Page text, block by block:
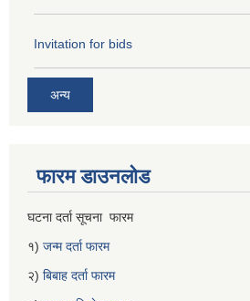
Invitation for bids
अन्य
फारम डाउनलोड
घटना दर्ता सूचना फारम
१) जन्म दर्ता फारम
२) बिबाह दर्ता फारम